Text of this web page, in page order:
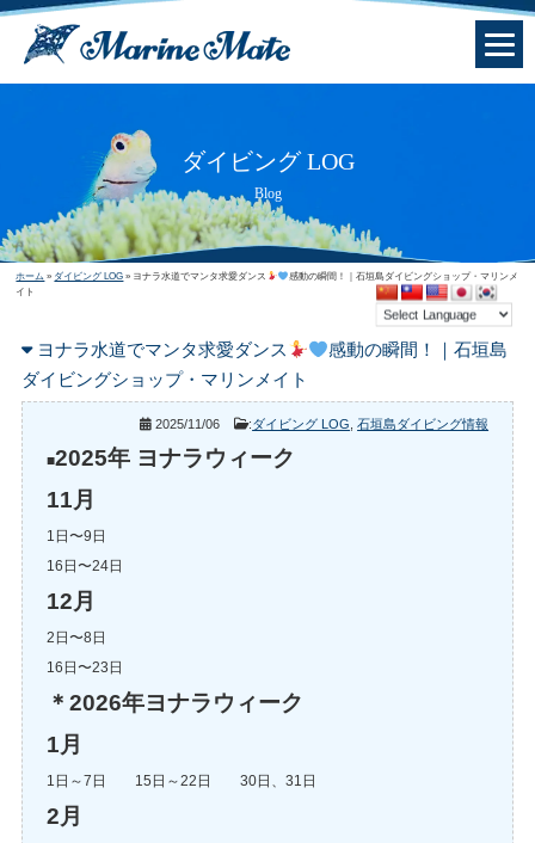
ダイビング LOG
Blog
ホーム » ダイビング LOG » ヨナラ水道でマンタ求愛ダンス
感動の瞬間！｜石垣島ダイビングショップ・マリンメ
イト
ヨナラ水道でマンタ求愛ダンス
感動の瞬間！｜石垣島
ダイビングショップ・マリンメイト
2025/11/06 :ダイビング LOG ,石垣島ダイビング情報
■2025年 ヨナラウィーク
11月
1日〜9日
16日〜24日
12月
2日〜8日
16日〜23日
＊2026年ヨナラウィーク
1月
1日～7日 15日～22日 30日、31日
2月